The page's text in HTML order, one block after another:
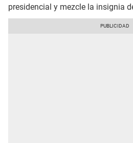
presidencial y mezcle la insignia